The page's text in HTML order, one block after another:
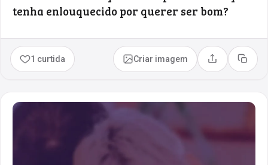
tenha enlouquecido por querer ser bom?
1 curtida Criar imagem Compartilhar
Copiar